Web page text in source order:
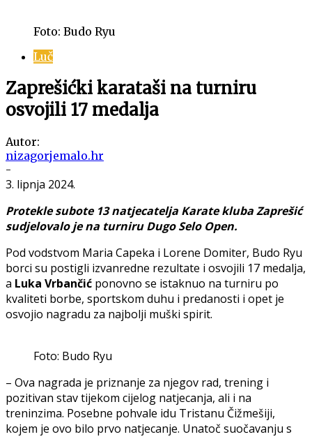
Foto: Budo Ryu
Luč
Zaprešićki karataši na turniru
osvojili 17 medalja
Autor:
nizagorjemalo.hr
-
3. lipnja 2024.
Protekle subote 13 natjecatelja Karate kluba Zaprešić
sudjelovalo je na turniru Dugo Selo Open.
Pod vodstvom Maria Capeka i Lorene Domiter, Budo Ryu
borci su postigli izvanredne rezultate i osvojili 17 medalja,
a Luka Vrbančić ponovno se istaknuo na turniru po
kvaliteti borbe, sportskom duhu i predanosti i opet je
osvojio nagradu za najbolji muški spirit.
Foto: Budo Ryu
– Ova nagrada je priznanje za njegov rad, trening i
pozitivan stav tijekom cijelog natjecanja, ali i na
treninzima. Posebne pohvale idu Tristanu Čižmešiji,
kojem je ovo bilo prvo natjecanje. Unatoč suočavanju s